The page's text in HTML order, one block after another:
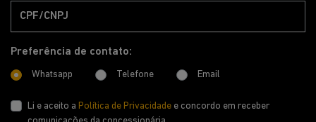
Preferência de contato:
Whatsapp Telefone Email
Li e aceito a Política de Privacidade e concordo em receber